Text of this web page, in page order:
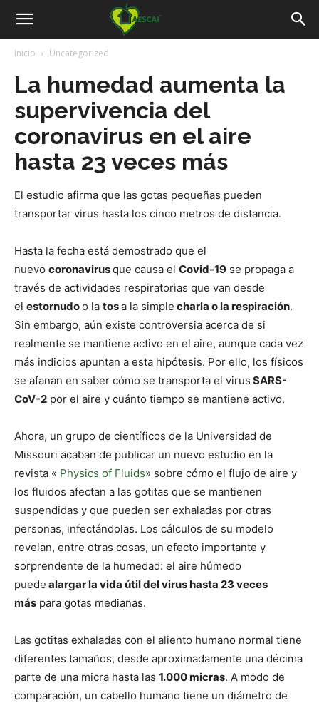
Aescai
Inicio Uncategorized
La humedad aumenta la
supervivencia del
coronavirus en el aire
hasta 23 veces más
El estudio afirma que las gotas pequeñas pueden
transportar virus hasta los cinco metros de distancia.
Hasta la fecha está demostrado que el
nuevo coronavirusque causa el Covid-19 se propaga a
través de actividades respiratorias que van desde
el estornudoo la tosa la simple charla o la respiración.
Sin embargo, aún existe controversia acerca de si
realmente se mantiene activo en el aire, aunque cada vez
más indicios apuntan a esta hipótesis. Por ello, los físicos
se afanan en saber cómo se transporta el virus SARS-
CoV-2 por el aire y cuánto tiempo se mantiene activo.
Ahora, un grupo de científicos de la Universidad de
Missouri acaban de publicar un nuevo estudio en la
revista « Physics of Fluids» sobre cómo el flujo de aire y
los fluidos afectan a las gotitas que se mantienen
suspendidas y que pueden ser exhaladas por otras
personas, infectándolas. Los cálculos de su modelo
revelan, entre otras cosas, un efecto importante y
sorprendente de la humedad: el aire húmedo
puede alargar la vida útil del virus hasta 23 veces
más para gotas medianas.
Las gotitas exhaladas con el aliento humano normal tiene
diferentes tamaños, desde aproximadamente una décima
parte de una micra hasta las 1.000 micras. A modo de
comparación, un cabello humano tiene un diámetro de